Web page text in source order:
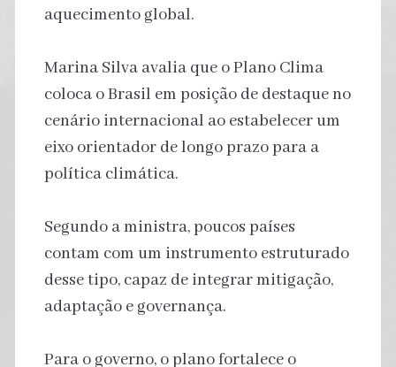
aquecimento global.
Marina Silva avalia que o Plano Clima
coloca o Brasil em posição de destaque no
cenário internacional ao estabelecer um
eixo orientador de longo prazo para a
política climática.
Segundo a ministra, poucos países
contam com um instrumento estruturado
desse tipo, capaz de integrar mitigação,
adaptação e governança.
Para o governo, o plano fortalece o